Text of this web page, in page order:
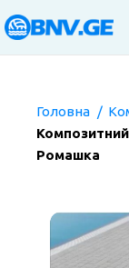
Головна
Ромашка